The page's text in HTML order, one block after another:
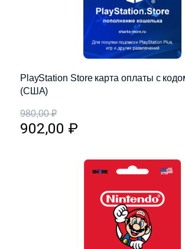
PlayStation Store карта оплаты с
(США)
980,00₽
902,00 ₽